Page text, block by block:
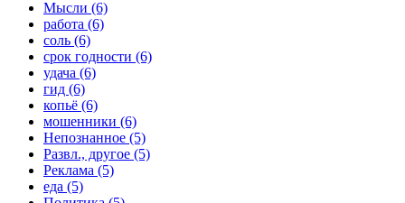
Мысли (6)
работа (6)
соль (6)
срок годности (6)
удача (6)
гид (6)
копьё (6)
мошенники (6)
Непознанное (5)
Развл., другое (5)
Реклама (5)
еда (5)